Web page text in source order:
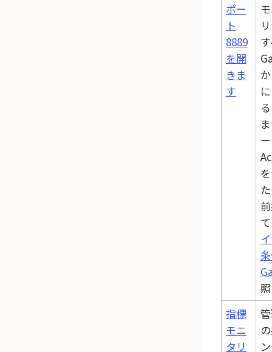
ポー
ト
8889
を開
きま
す
指標
モニ
タリ